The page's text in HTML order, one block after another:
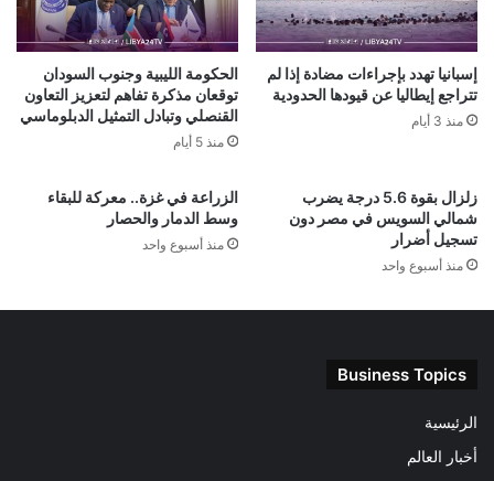
إسبانيا تهدد بإجراءات مضادة إذا لم
تتراجع إيطاليا عن قيودها الحدودية
منذ 3 أيام
الحكومة الليبية وجنوب السودان
توقعان مذكرة تفاهم لتعزيز التعاون
القنصلي وتبادل التمثيل الدبلوماسي
منذ 5 أيام
زلزال بقوة 5.6 درجة يضرب
شمالي السويس في مصر دون
تسجيل أضرار
منذ أسبوع واحد
الزراعة في غزة.. معركة للبقاء
وسط الدمار والحصار
منذ أسبوع واحد
Business Topics
الرئيسية
أخبار العالم